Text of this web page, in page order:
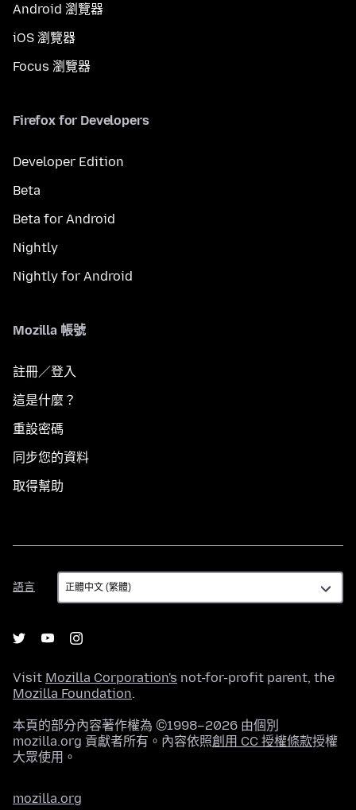
Android 瀏覽器
iOS 瀏覽器
Focus 瀏覽器
Firefox for Developers
Developer Edition
Beta
Beta for Android
Nightly
Nightly for Android
Mozilla 帳號
註冊／登入
這是什麼？
重設密碼
同步您的資料
取得幫助
語言
語
言
Visit Mozilla Corporation's not-for-profit parent, the
Mozilla Foundation.
本頁的部分內容著作權為 ©1998–2026 由個別
mozilla.org 貢獻者所有。內容依照創用 CC 授權條款授權
大眾使用。
mozilla.org